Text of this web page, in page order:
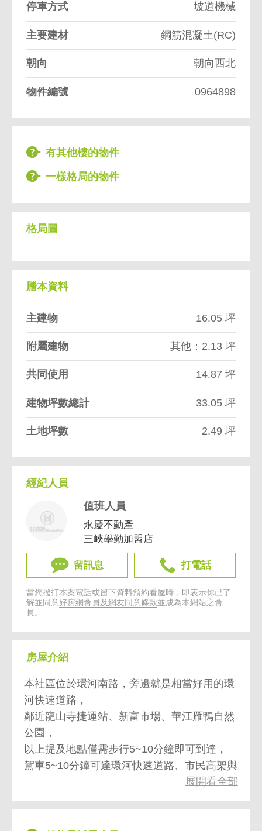
停車方式 坡道機械
主要建材 鋼筋混凝土(RC)
朝向 朝向西北
物件編號 0964898
有其他樓的物件
一樣格局的物件
格局圖
謄本資料
主建物 16.05 坪
附屬建物 其他：2.13 坪
共同使用 14.87 坪
建物坪數總計 33.05 坪
土地坪數 2.49 坪
經紀人員
值班人員
永慶不動產
三峽學勤加盟店
留訊息 打電話
當您撥打本案電話或留下資料預約看屋時，即表示你已了
解並同意好房網會員及網友同意條款並成為本網站之會
員。
房屋介紹
本社區位於環河南路，旁邊就是相當好用的環
河快速道路，
鄰近龍山寺捷運站、新富市場、華江雁鴨自然
公園，
以上提及地點僅需步行5~10分鐘即可到達，
駕車5~10分鐘可達環河快速道路、市民高架與
展開看全部